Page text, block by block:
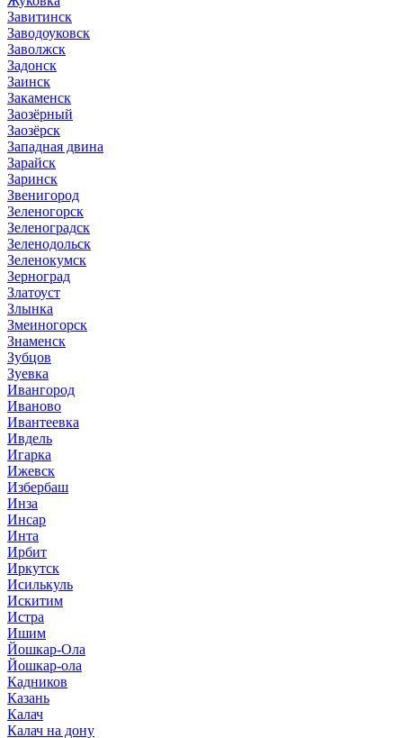
Завитинск
Заводоуковск
Заволжск
Задонск
Заинск
Закаменск
Заозёрный
Заозёрск
Западная двина
Зарайск
Заринск
Звенигород
Зеленогорск
Зеленоградск
Зеленодольск
Зеленокумск
Зерноград
Златоуст
Злынка
Змеиногорск
Знаменск
Зубцов
Зуевка
Ивангород
Иваново
Ивантеевка
Ивдель
Игарка
Ижевск
Избербаш
Инза
Инсар
Инта
Ирбит
Иркутск
Исилькуль
Искитим
Истра
Ишим
Йошкар-Ола
Йошкар-ола
Кадников
Казань
Калач
Калач на дону